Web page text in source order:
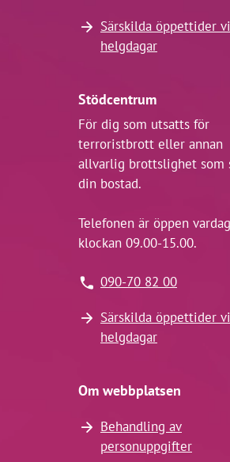
Särskilda öppettider
helgdagar
Stödcentrum
För dig som utsatts för
terroristbrott eller annan
allvarlig brottslighet som
din bostad.
Telefonen är öppen
klockan 09.00-15.00.
090-70 82 00
Särskilda öppettider
helgdagar
Om webbplatsen
Behandling av
personuppgifter